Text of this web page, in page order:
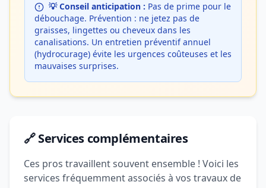
💡 Conseil anticipation : Pas de prime pour le
débouchage. Prévention : ne jetez pas de
graisses, lingettes ou cheveux dans les
canalisations. Un entretien préventif annuel
(hydrocurage) évite les urgences coûteuses et les
mauvaises surprises.
🔗 Services complémentaires
Ces pros travaillent souvent ensemble ! Voici les
services fréquemment associés à vos travaux de